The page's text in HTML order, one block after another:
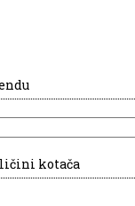
kotača